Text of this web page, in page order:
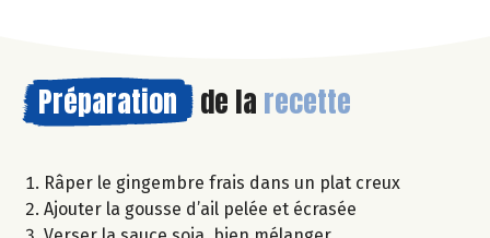
Préparation de la recette
Râper le gingembre frais dans un plat creux
Ajouter la gousse d’ail pelée et écrasée